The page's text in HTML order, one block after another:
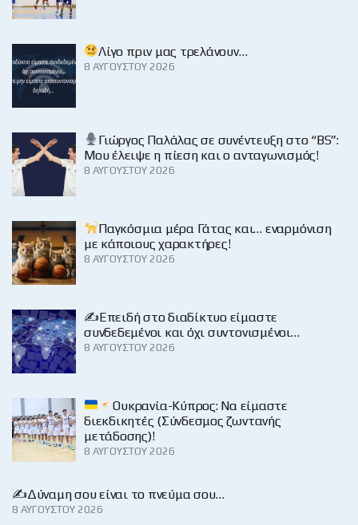
Λίγο πριν μας τρελάνουν…
8 ΑΥΓΟΎΣΤΟΥ 2026
Γιώργος Παλάλας σε συνέντευξη στο “BS”:
Μου έλειψε η πίεση και ο ανταγωνισμός!
8 ΑΥΓΟΎΣΤΟΥ 2026
Παγκόσμια μέρα Γάτας και… εναρμόνιση
με κάποιους χαρακτήρες!
8 ΑΥΓΟΎΣΤΟΥ 2026
✍️Επειδή στο διαδίκτυο είμαστε
συνδεδεμένοι και όχι συντονισμένοι…
8 ΑΥΓΟΎΣΤΟΥ 2026
Ουκρανία-Κύπρος: Να είμαστε
διεκδικητές (Σύνδεσμος ζωντανής
μετάδοσης)!
8 ΑΥΓΟΎΣΤΟΥ 2026
✍️Δύναμη σου είναι το πνεύμα σου…
8 ΑΥΓΟΎΣΤΟΥ 2026